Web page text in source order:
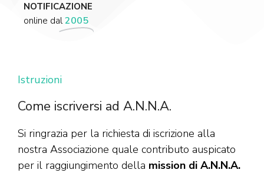
NOTIFICAZIONE
online dal2005
Istruzioni
Come iscriversi ad A.N.N.A.
Si ringrazia per la richiesta di iscrizione alla
nostra Associazione quale contributo auspicato
per il raggiungimento della mission di A.N.N.A.